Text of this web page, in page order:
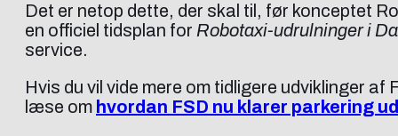
Det er netop dette, der skal til, før konceptet
en officiel tidsplan for Robotaxi-udrulninger i
service.
Hvis du vil vide mere om tidligere udviklinger
læse om hvordan FSD nu klarer parkering